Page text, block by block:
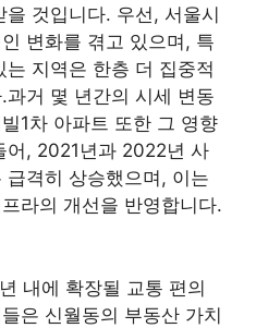
것입니다. 우선, 서울시
변화를 겪고 있으며, 특
지역은 한층 더 집중적
거 몇 년간의 시세 변동
1차 아파트 또한 그 영향
어, 2021년과 2022년 사
격히 상승했으며, 이는
라의 개선을 반영합니다.
내에 확장될 교통 편의
은 신월동의 부동산 가치